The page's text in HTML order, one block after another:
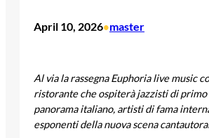
April 10, 2026•master
Al via la rassegna Euphoria live music
ristoranteche ospiterà jazzisti di
panorama italiano, artisti di fama
esponenti della nuova scena